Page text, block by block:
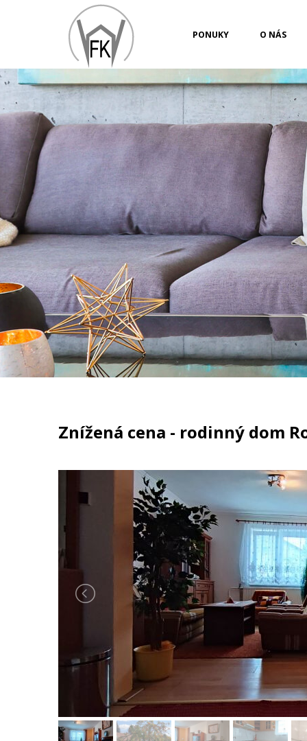
PONUKY O NÁS
Znížená cena - rodinný dom